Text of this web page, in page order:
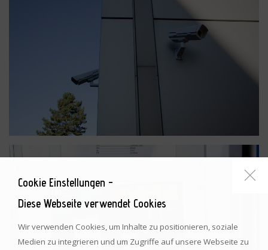
Cookie Einstellungen -
Diese Webseite verwendet Cookies
Wir verwenden Cookies, um Inhalte zu positionieren, soziale
Medien zu integrieren und um Zugriffe auf unsere Webseite zu